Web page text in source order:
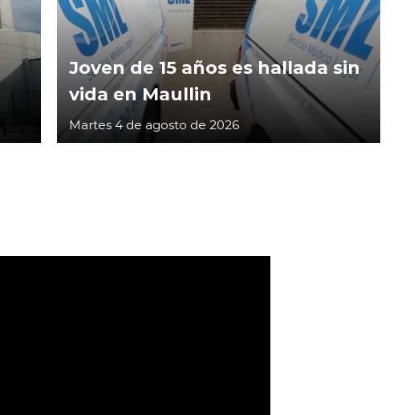
Joven de 15 años es hallada sin
vida en Maullin
Martes 4 de agosto de 2026